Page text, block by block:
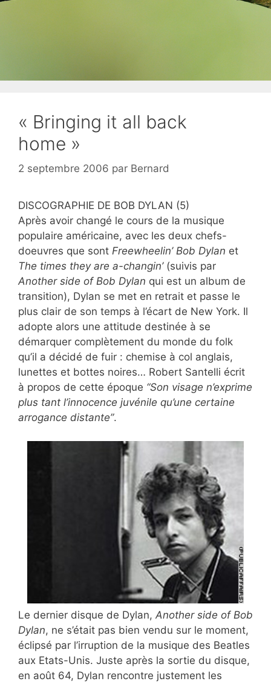
« Bringing it all back
home »
2 septembre 2006 par Bernard
DISCOGRAPHIE DE BOB DYLAN (5)
Après avoir changé le cours de la musique
populaire américaine, avec les deux chefs-
doeuvres que sont Freewheelin’ Bob Dylan et
The times they are a-changin’(suivis par
Another side of Bob Dylan qui est un album de
transition), Dylan se met en retrait et passe le
plus clair de son temps à l’écart de New York. Il
adopte alors une attitude destinée à se
démarquer complètement du monde du folk
qu’il a décidé de fuir : chemise à col anglais,
lunettes et bottes noires… Robert Santelli écrit
à propos de cette époque “Son visage n’exprime
plus tant l’innocence juvénile qu’une certaine
arrogance distante”.
Le dernier disque de Dylan, Another side of Bob
Dylan, ne s’était pas bien vendu sur le moment,
éclipsé par l’irruption de la musique des Beatles
aux Etats-Unis. Juste après la sortie du disque,
en août 64, Dylan rencontre justement les